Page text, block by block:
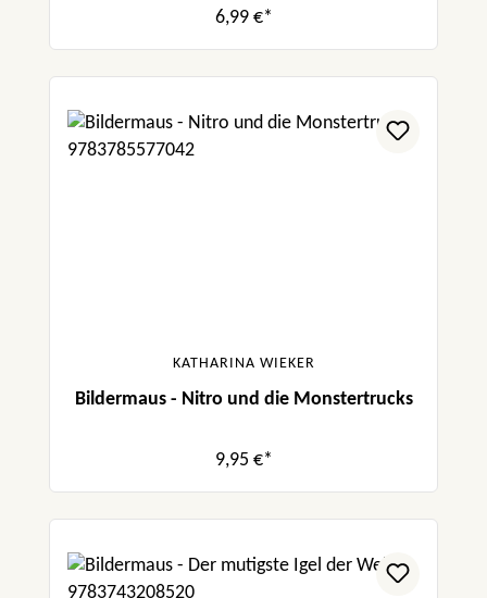
6,99 €*
KATHARINA WIEKER
Bildermaus - Nitro und die Monstertrucks
9,95 €*